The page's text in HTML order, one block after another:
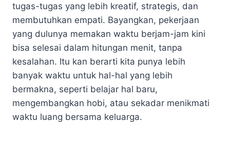
tugas-tugas yang lebih kreatif, strategis, dan
membutuhkan empati. Bayangkan, pekerjaan
yang dulunya memakan waktu berjam-jam kini
bisa selesai dalam hitungan menit, tanpa
kesalahan. Itu kan berarti kita punya lebih
banyak waktu untuk hal-hal yang lebih
bermakna, seperti belajar hal baru,
mengembangkan hobi, atau sekadar menikmati
waktu luang bersama keluarga.